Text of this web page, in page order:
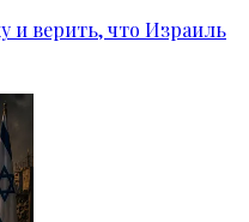
и верить, что Израиль